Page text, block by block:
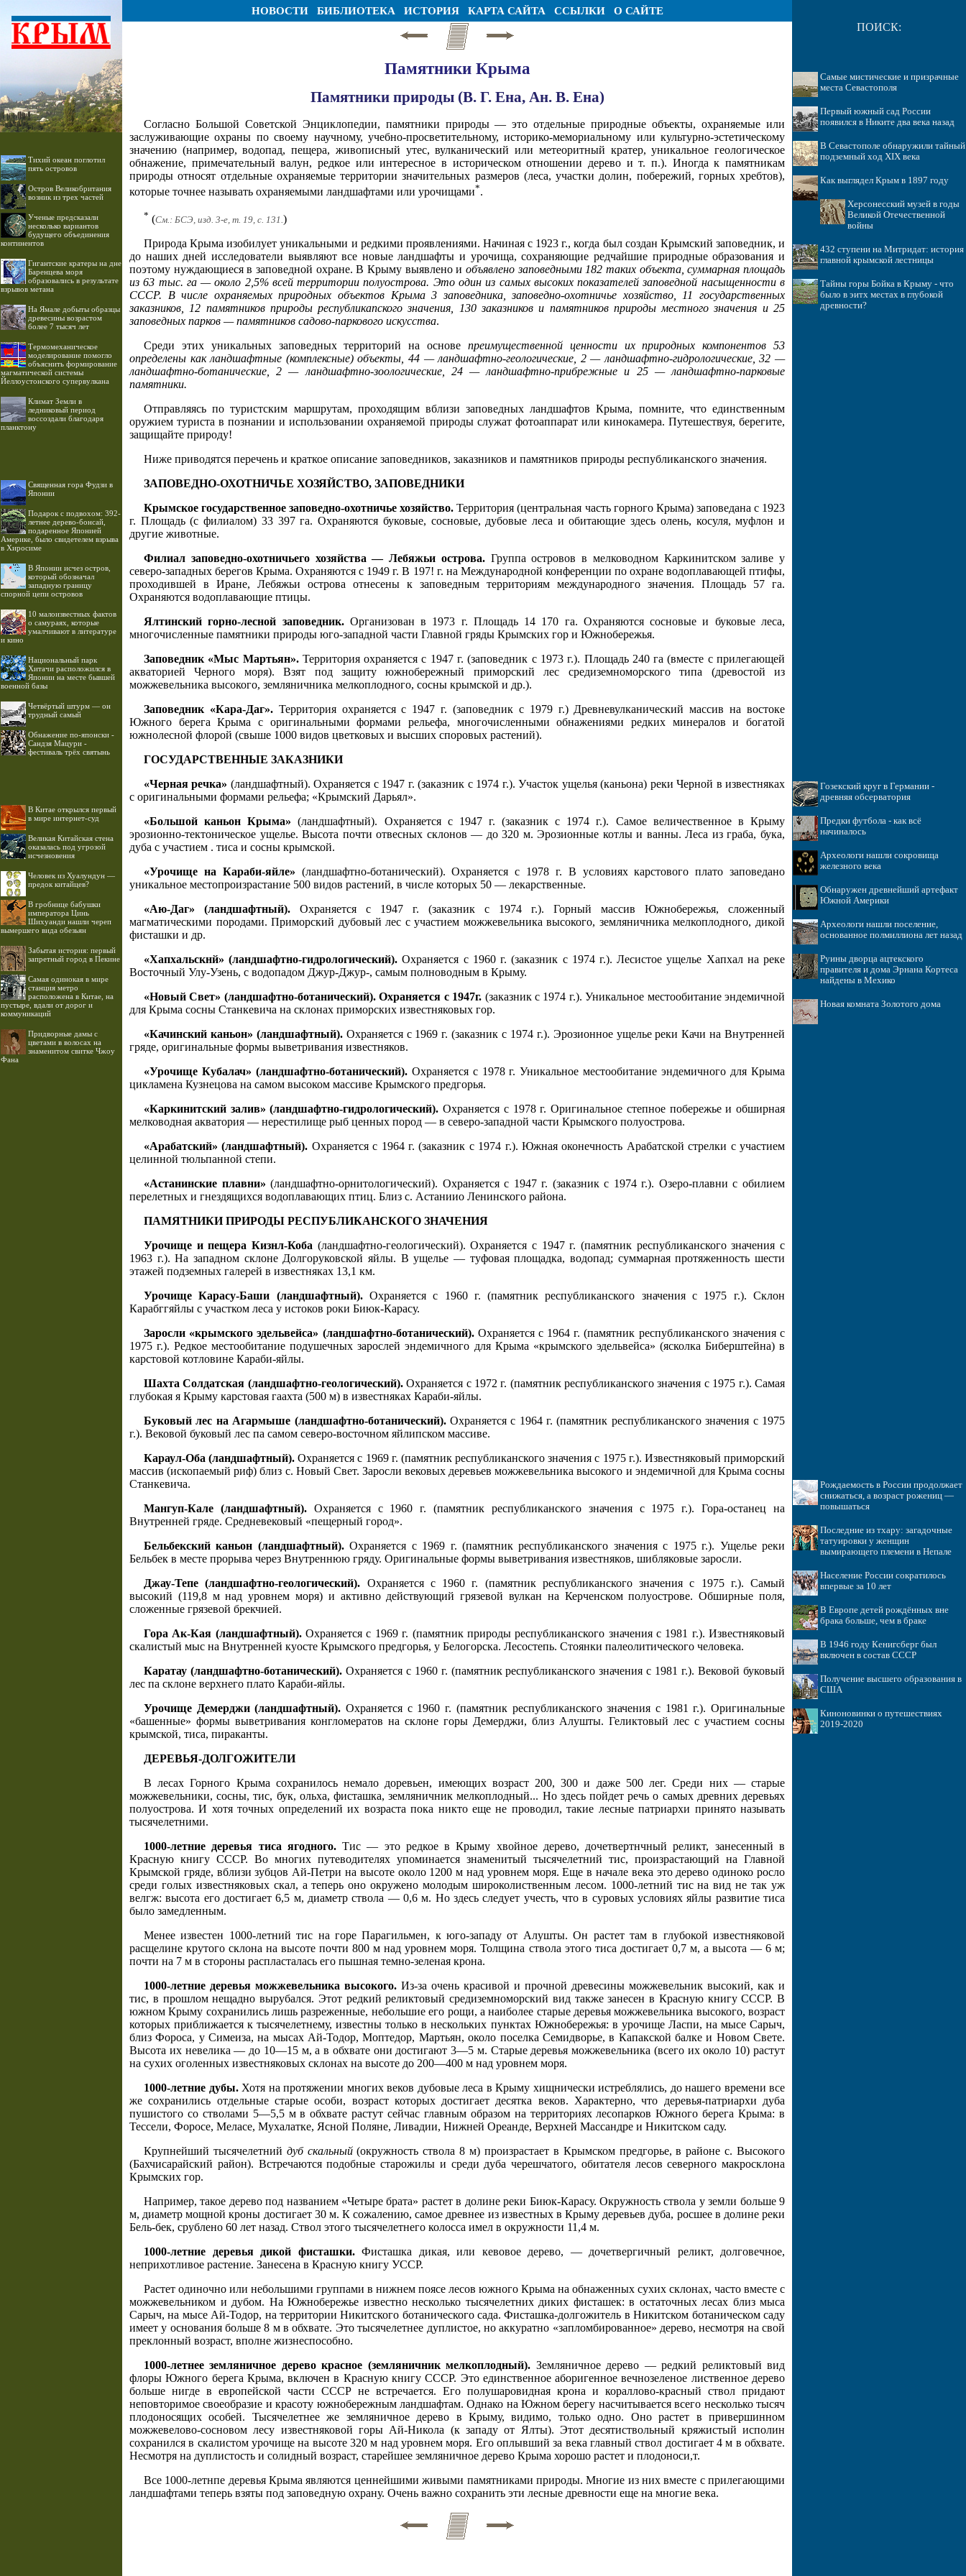
НОВОСТИ БИБЛИОТЕКА ИСТОРИЯ КАРТА САЙТА ССЫЛКИ О САЙТЕ
Тихий океан поглотил
пять островов
Остров Великобритания
возник из трех частей
Ученые предсказали
несколько вариантов
будущего объединения
континентов
Гигантские кратеры на дне
Баренцева моря
образовались в результате
взрывов метана
На Ямале добыты образцы
древесины возрастом
более 7 тысяч лет
Термомеханическое
моделирование помогло
объяснить формирование
магматической системы
Йеллоустонского супервулкана
Климат Земли в
ледниковый период
воссоздали благодаря
планктону
Священная гора Фудзи в
Японии
Подарок с подвохом: 392-
летнее дерево-бонсай,
подаренное Японией
Америке, было свидетелем взрыва
в Хиросиме
В Японии исчез остров,
который обозначал
западную границу
спорной цепи островов
10 малоизвестных фактов
о самураях, которые
умалчивают в литературе
и кино
Национальный парк
Хитачи расположился в
Японии на месте бывшей
военной базы
Четвёртый штурм — он
трудный самый
Обнажение по-японски -
Сандзя Мацури -
фестиваль трёх святынь
В Китае открылся первый
в мире интернет-суд
Великая Китайская стена
оказалась под угрозой
исчезновения
Человек из Хуалундун —
предок китайцев?
В гробнице бабушки
императора Цинь
Шихуанди нашли череп
вымершего вида обезьян
Забытая история: первый
запретный город в Пекине
Самая одинокая в мире
станция метро
расположена в Китае, на
пустыре, вдали от дорог и
коммуникаций
Придворные дамы с
цветами в волосах на
знаменитом свитке Чжоу
Фана
Памятники Крыма
Памятники природы (В. Г. Ена, Ан. В. Ена)
Согласно Большой Советской Энциклопедии, памятники природы — это отдельные природные объекты, охраняемые или
заслуживающие охраны по своему научному, учебно-просветительному, историко-мемориальному или культурно-эстетическому
значению (например, водопад, пещера, живописный утес, вулканический или метеоритный кратер, уникальное геологическое
обнажение, примечательный валун, редкое или интересное в историческом отношении дерево и т. п.). Иногда к памятникам
природы относят отдельные охраняемые территории значительных размеров (леса, участки долин, побережий, горных хребтов),
которые точнее называть охраняемыми ландшафтами или урочищами*.
* (См.: БСЭ, изд. 3-е, т. 19, с. 131.)
Природа Крыма изобилует уникальными и редкими проявлениями. Начиная с 1923 г., когда был создан Крымский заповедник, и
до наших дней исследователи выявляют все новые ландшафты и урочища, сохраняющие редчайшие природные образования и
поэтому нуждающиеся в заповедной охране. В Крыму выявлено и объявлено заповедными 182 таких объекта, суммарная площадь
из 63 тыс. га — около 2,5% всей территории полуострова. Это один из самых высоких показателей заповедной насыщенности в
СССР. В числе охраняемых природных объектов Крыма 3 заповедника, заповедно-охотничье хозяйство, 11 государственных
заказников, 12 памятников природы республикапского значения, 130 заказников и памятников природы местного значения и 25
заповедных парков — памятников садово-паркового искусства.
Среди этих уникальных заповедных территорий на основе преимущественной ценности их природных компонентов 53
определены как ландшафтные (комплексные) объекты, 44 — ландшафтно-геологические, 2 — ландшафтно-гидрологические, 32 —
ландшафтно-ботанические, 2 — ландшафтно-зоологические, 24 — ландшафтно-прибрежные и 25 — ландшафтно-парковые
памятники.
Отправляясь по туристским маршрутам, проходящим вблизи заповедных ландшафтов Крыма, помните, что единственным
оружием туриста в познании и использовании охраняемой природы служат фотоаппарат или кинокамера. Путешествуя, берегите,
защищайте природу!
Ниже приводятся перечень и краткое описание заповедников, заказников и памятников природы республиканского значения.
ЗАПОВЕДНО-ОХОТНИЧЬЕ ХОЗЯЙСТВО, ЗАПОВЕДНИКИ
Крымское государственное заповедно-охотничье хозяйство. Территория (центральная часть горного Крыма) заповедана с 1923
г. Площадь (с филиалом) 33 397 га. Охраняются буковые, сосновые, дубовые леса и обитающие здесь олень, косуля, муфлон и
другие животные.
Филиал заповедно-охотничьего хозяйства — Лебяжьи острова.Группа островов в мелководном Каркинитском заливе у
северо-западных берегов Крыма. Охраняются с 1949 г. В 197! г. на Международной конференции по охране водоплавающей птифы,
проходившей в Иране, Лебяжьи острова отнесены к заповедным территориям международного значения. Площадь 57 га.
Охраняются водоплавающие птицы.
Ялтинский горно-лесной заповедник.Организован в 1973 г. Площадь 14 170 га. Охраняются сосновые и буковые леса,
многочисленные памятники природы юго-западной части Главной гряды Крымских гор и Южнобережья.
Заповедник «Мыс Мартьян».Территория охраняется с 1947 г. (заповедник с 1973 г.). Площадь 240 га (вместе с прилегающей
акваторией Черного моря). Взят под защиту южнобережный приморский лес средиземноморского типа (древостой из
можжевельника высокого, земляничника мелкоплодного, сосны крымской и др.).
Заповедник «Кара-Даг».Территория охраняется с 1947 г. (заповедник с 1979 г.) Древневулканический массив на востоке
Южного берега Крыма с оригинальными формами рельефа, многочисленными обнажениями редких минералов и богатой
южнолесной флорой (свыше 1000 видов цветковых и высших споровых растений).
ГОСУДАРСТВЕННЫЕ ЗАКАЗНИКИ
«Черная речка» (ландшафтный). Охраняется с 1947 г. (заказник с 1974 г.). Участок ущелья (каньона) реки Черной в известняках
с оригинальными формами рельефа; «Крымский Дарьял».
«Большой каньон Крыма» (ландшафтный). Охраняется с 1947 г. (заказник с 1974 г.). Самое величественное в Крыму
эрозионно-тектоническое ущелье. Высота почти отвесных склонов — до 320 м. Эрозионные котлы и ванны. Леса из граба, бука,
дуба с участием . тиса и сосны крымской.
«Урочище на Караби-яйле» (ландшафтно-ботанический). Охраняется с 1978 г. В условиях карстового плато заповедано
уникальное местопроизрастание 500 видов растений, в числе которых 50 — лекарственные.
«Аю-Даг» (ландшафтный). Охраняется с 1947 г. (заказник с 1974 г.). Горный массив Южнобережья, сложенный
магматическими породами. Приморский дубовый лес с участием можжевельника высокого, земляничника мелкоплодного, дикой
фисташки и др.
«Хапхальскнй» (ландшафтно-гидрологический). Охраняется с 1960 г. (заказник с 1974 г.). Лесистое ущелье Хапхал на реке
Восточный Улу-Узень, с водопадом Джур-Джур-, самым полноводным в Крыму.
«Новый Свет» (ландшафтно-ботанический). Охраняется с 1947г. (заказник с 1974 г.). Уникальное местообитание эндемичной
для Крыма сосны Станкевича на склонах приморских известняковых гор.
«Качинский каньон» (ландшафтный).Охраняется с 1969 г. (заказник с 1974 г.). Эрозионное ущелье реки Качи на Внутренней
гряде, оригинальные формы выветривания известняков.
«Урочище Кубалач» (ландшафтно-ботанический).Охраняется с 1978 г. Уникальное местообитание эндемичного для Крыма
цикламена Кузнецова на самом высоком массиве Крымского предгорья.
«Каркинитский залив» (ландшафтно-гидрологический). Охраняется с 1978 г. Оригинальное степное побережье и обширная
мелководная акватория — нерестилище рыб ценных пород — в северо-западной части Крымского полуострова.
«Арабатский» (ландшафтный). Охраняется с 1964 г. (заказник с 1974 г.). Южная оконечность Арабатской стрелки с участием
целинной тюльпанной степи.
«Астанинские плавни» (ландшафтно-орнитологический). Охраняется с 1947 г. (заказник с 1974 г.). Озеро-плавни с обилием
перелетных и гнездящихся водоплавающих птиц. Близ с. Астаниио Ленинского района.
ПАМЯТНИКИ ПРИРОДЫ РЕСПУБЛИКАНСКОГО ЗНАЧЕНИЯ
Урочище и пещера Кизнл-Коба (ландшафтно-геологический). Охраняется с 1947 г. (памятник республиканского значения с
1963 г.). На западном склоне Долгоруковской яйлы. В ущелье — туфовая площадка, водопад; суммарная протяженность шести
этажей подземных галерей в известняках 13,1 км.
Урочище Карасу-Баши (ландшафтный).Охраняется с 1960 г. (памятник республиканского значения с 1975 г.). Склон
Карабггяйлы с участком леса у истоков роки Биюк-Карасу.
Заросли «крымского эдельвейса» (ландшафтно-ботанический).Охраняется с 1964 г. (памятник республиканского значения с
1975 г.). Редкое местообитание подушечных зарослей эндемичного для Крыма «крымского эдельвейса» (ясколка Биберштейна) в
карстовой котловине Караби-яйлы.
Шахта Солдатская (ландшафтно-геологический).Охраняется с 1972 г. (памятник республиканского значения с 1975 г.). Самая
глубокая я Крыму карстовая гаахта (500 м) в известняках Караби-яйлы.
Буковый лес на Агармыше (ландшафтно-ботанический).Охраняется с 1964 г. (памятник республиканского значения с 1975
г.). Вековой буковый лес па самом северо-восточном яйлипском массиве.
Караул-Оба (ландшафтный). Охраняется с 1969 г. (памятник республиканского значения с 1975 г.). Известняковый приморский
массив (ископаемый риф) близ с. Новый Свет. Заросли вековых деревьев можжевельника высокого и эндемичной для Крыма сосны
Станкевича.
Мангуп-Кале (ландшафтный).Охраняется с 1960 г. (памятник республиканского значения с 1975 г.). Гора-останец на
Внутренней гряде. Средневековый «пещерный город».
Бельбекский каньон (ландшафтный).Охраняется с 1969 г. (памятник республиканского значения с 1975 г.). Ущелье реки
Бельбек в месте прорыва через Внутреннюю гряду. Оригинальные формы выветривания известняков, шибляковые заросли.
Джау-Тепе (ландшафтно-геологический). Охраняется с 1960 г. (памятник республиканского значения с 1975 г.). Самый
высокий (119,8 м над уровнем моря) и активно действующий грязевой вулкан на Керченском полуострове. Обширные поля,
сложенные грязевой брекчией.
Гора Ак-Кая (ландшафтный).Охраняется с 1969 г. (памятник природы республиканского значения с 1981 г.). Известняковый
скалистый мыс на Внутренней куосте Крымского предгорья, у Белогорска. Лесостепь. Стоянки палеолитического человека.
Каратау (ландшафтно-ботанический).Охраняется с 1960 г. (памятник республиканского значения с 1981 г.). Вековой буковый
лес па склоне верхнего плато Караби-яйлы.
Урочище Демерджи (ландшафтный). Охраняется с 1960 г. (памятник республиканского значения с 1981 г.). Оригинальные
«башенные» формы выветривания конгломератов на склоне горы Демерджи, близ Алушты. Геликтовый лес с участием сосны
крымской, тиса, пираканты.
ДЕРЕВЬЯ-ДОЛГОЖИТЕЛИ
В лесах Горного Крыма сохранилось немало доревьен, имеющих возраст 200, 300 и даже 500 лег. Среди них — старые
можжевельники, сосны, тис, бук, ольха, фисташка, земляничник мелкоплодный... Но здесь пойдет речь о самых древних деревьях
полуострова. И хотя точных определений их возраста пока никто еще не проводил, такие лесные патриархи принято называть
тысячелетними.
1000-летние деревья тиса ягодного.Тис — это редкое в Крыму хвойное дерево, дочетвертнчный реликт, занесенный в
Красную книгу СССР. Во многих путеводителях упоминается знаменитый тысячелетний тис, произрастающий на Главной
Крымской гряде, вблизи зубцов Ай-Петри на высоте около 1200 м над уровнем моря. Еще в начале века это дерево одиноко росло
среди голых известняковых скал, а теперь оно окружено молодым широколиственным лесом. 1000-летний тис на вид не так уж
велгж: высота его достигает 6,5 м, диаметр ствола — 0,6 м. Но здесь следует учесть, что в суровых условиях яйлы развитие тиса
было замедленным.
Менее известен 1000-летний тис на горе Парагильмен, к юго-западу от Алушты. Он растет там в глубокой известняковой
расщелине крутого склона на высоте почти 800 м над уровнем моря. Толщина ствола этого тиса достигает 0,7 м, а высота — 6 м;
почти на 7 м в стороны распласталась его пышная темно-зеленая крона.
1000-летние деревья можжевельника высокого. Из-за очень красивой и прочной древесины можжевельник высокий, как и
тис, в прошлом нещадно вырубался. Этот редкий реликтовый средиземноморский вид также занесен в Красную книгу СССР. В
южном Крыму сохранились лишь разреженные, небольшие его рощи, а наиболее старые деревья можжевельника высокого, возраст
которых приближается к тысячелетнему, известны только в нескольких пунктах Южнобережья: в урочище Ласпи, на мысе Сарыч,
близ Фороса, у Симеиза, на мысах Ай-Тодор, Моптедор, Мартьян, около поселка Семидворье, в Капакской балке и Новом Свете.
Высота их невелика — до 10—15 м, а в обхвате они достигают 3—5 м. Старые деревья можжевельника (всего их около 10) растут
на сухих оголенных известняковых склонах на высоте до 200—400 м над уровнем моря.
1000-летние дубы.Хотя на протяжении многих веков дубовые леса в Крыму хищнически истреблялись, до нашего времени все
же сохранились отдельные старые особи, возраст которых достигает десятка веков. Характерно, что деревья-патриархи дуба
пушистого со стволами 5—5,5 м в обхвате растут сейчас главным образом на территориях лесопарков Южного берега Крыма: в
Тессели, Форосе, Меласе, Мухалатке, Ясной Поляне, Ливадии, Нижней Ореанде, Верхней Массандре и Никитском саду.
Крупнейший тысячелетний дуб скальный(окружность ствола 8 м) произрастает в Крымском предгорье, в районе с. Высокого
(Бахчисарайский район). Встречаются подобные старожилы и среди дуба черешчатого, обитателя лесов северного макросклона
Крымских гор.
Например, такое дерево под названием «Четыре брата» растет в долине реки Биюк-Карасу. Окружность ствола у земли больше 9
м, диаметр мощной кроны достигает 30 м. К сожалению, самое древнее из известных в Крыму деревьев дуба, росшее в долине реки
Бель-бек, срублено 60 лет назад. Ствол этого тысячелетнего колосса имел в окружности 11,4 м.
1000-летние деревья дикой фисташки.Фисташка дикая, или кевовое дерево, — дочетвергичный реликт, долговечное,
неприхотливое растение. Занесена в Красную книгу УССР.
Растет одиночно или небольшими группами в нижнем поясе лесов южного Крыма на обнаженных сухих склонах, часто вместе с
можжевельником и дубом. На Южнобережье известно несколько тысячелетних диких фисташек: в остаточных лесах близ мыса
Сарыч, на мысе Ай-Тодор, на территории Никитского ботанического сада. Фисташка-долгожитель в Никитском ботаническом саду
имеет у основания больше 8 м в обхвате. Это тысячелетнее дуплистое, но аккуратно «запломбированное» дерево, несмотря на свой
преклонный возраст, вполне жизнеспособно.
1000-летнее земляничное дерево красное (земляничник мелкоплодный). Земляничное дерево — редкий реликтовый вид
флоры Южного берега Крыма, включен в Красную книгу СССР. Это единственное аборигенное вечнозеленое лиственное дерево
больше нигде в европейской части СССР не встречается. Его полушаровидная крона и кораллово-красный ствол придают
неповторимое своеобразие и красоту южнобережным ландшафтам. Однако на Южном берегу насчитывается всего несколько тысяч
плодоносящих особей. Тысячелетнее же земляничное дерево в Крыму, видимо, только одно. Оно растет в привершинном
можжевелово-сосновом лесу известняковой горы Ай-Никола (к западу от Ялты). Этот десятиствольный кряжистый исполин
сохранился в скалистом урочище на высоте 320 м над уровнем моря. Его оплывший за века главный ствол достигает 4 м в обхвате.
Несмотря на дуплистость и солидный возраст, старейшее земляничное дерево Крыма хорошо растет и плодоноси,т.
Все 1000-летнпе деревья Крыма являются ценнейшими живыми памятниками природы. Многие из них вместе с прилегающими
ландшафтами теперь взяты под заповедную охрану. Очень важно сохранить эти лесные древности еще на многие века.
ПОИСК:
Самые мистические и призрачные
места Севастополя
Первый южный сад России
появился в Никите два века назад
В Севастополе обнаружили тайный
подземный ход XIX века
Как выглядел Крым в 1897 году
Херсонесский музей в годы
Великой Отечественной
войны
432 ступени на Митридат: история
главной крымской лестницы
Тайны горы Бойка в Крыму - что
было в эитх местах в глубокой
древности?
Гозекский круг в Германии -
древняя обсерватория
Предки футбола - как всё
начиналось
Археологи нашли сокровища
железного века
Обнаружен древнейший артефакт
Южной Америки
Археологи нашли поселение,
основанное полмиллиона лет назад
Руины дворца ацтекского
правителя и дома Эрнана Кортеса
найдены в Мехико
Новая комната Золотого дома
Рождаемость в России продолжает
снижаться, а возраст рожениц —
повышаться
Последние из тхару: загадочные
татуировки у женщин
вымирающего племени в Непале
Население России сократилось
впервые за 10 лет
В Европе детей рождённых вне
брака больше, чем в браке
В 1946 году Кенигсберг был
включен в состав СССР
Получение высшего образования в
США
Киноновинки о путешествиях
2019-2020